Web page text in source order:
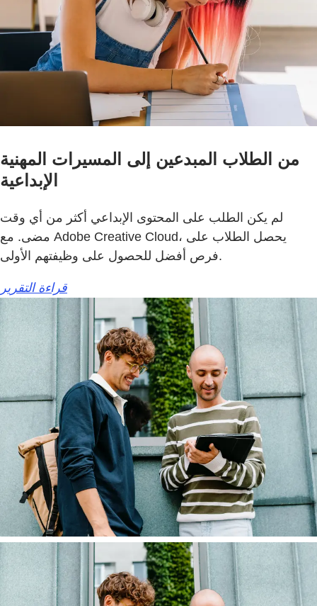
من الطلاب المبدعين إلى المسيرات المهنية
الإبداعية
لم يكن الطلب على المحتوى الإبداعي أكثر من أي وقت
مضى. مع Adobe Creative Cloud، يحصل الطلاب على
فرص أفضل للحصول على وظيفتهم الأولى.
قراءة التقرير